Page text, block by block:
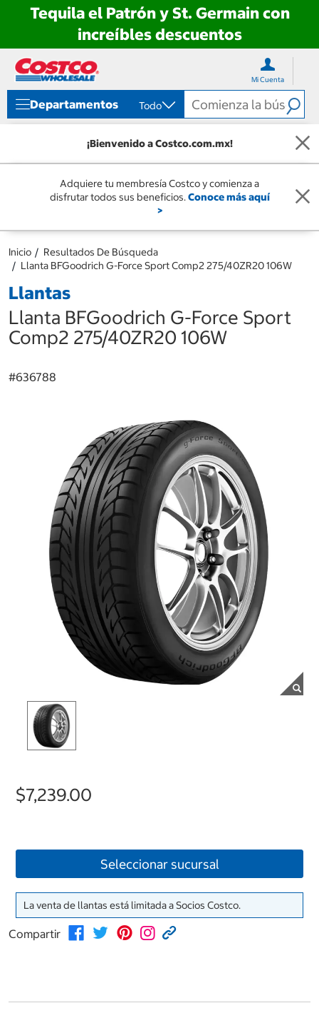
Tequila el Patrón y St. Germain con
increíbles descuentos
directo
contenido
directo
menú
navegación
Mi Cuenta
Departamentos Todo
¡Bienvenido a Costco.com.mx!
Adquiere tu membresía Costco y comienza a
disfrutar todos sus beneficios.Conoce más aquí
>
Inicio
Resultados De Búsqueda
Llanta BFGoodrich G-Force Sport Comp2 275/40ZR20 106W
Llantas
Llanta BFGoodrich G-Force Sport
Comp2 275/40ZR20 106W
#636788
$7,239.00
Seleccionar sucursal
La venta de llantas está limitada a Socios Costco.
Compartir